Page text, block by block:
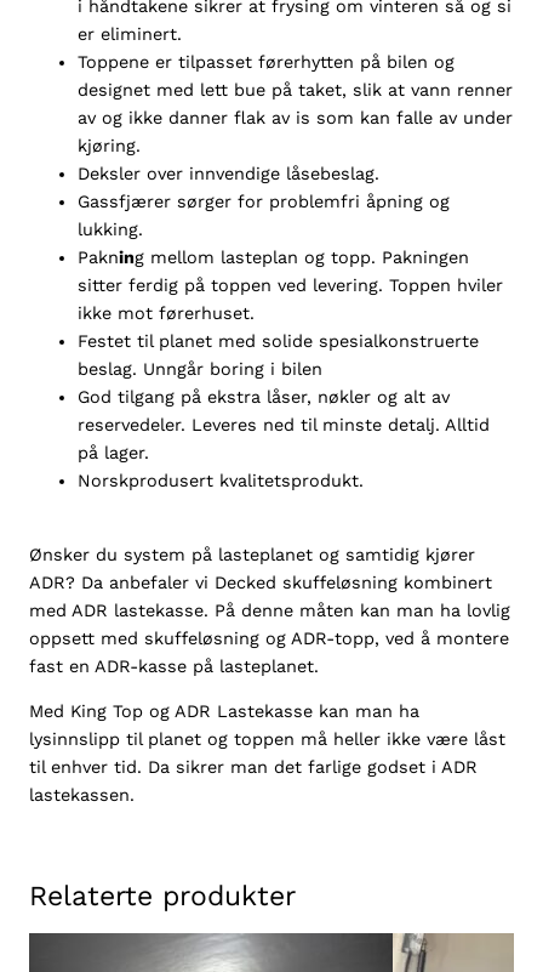
i håndtakene sikrer at frysing om vinteren så og si
er eliminert.
Toppene er tilpasset førerhytten på bilen og
designet med lett bue på taket, slik at vann renner
av og ikke danner flak av is som kan falle av under
kjøring.
Deksler over innvendige låsebeslag.
Gassfjærer sørger for problemfri åpning og
lukking.
Pakning mellom lasteplan og topp. Pakningen
sitter ferdig på toppen ved levering. Toppen hviler
ikke mot førerhuset.
Festet til planet med solide spesialkonstruerte
beslag. Unngår boring i bilen
God tilgang på ekstra låser, nøkler og alt av
reservedeler. Leveres ned til minste detalj. Alltid
på lager.
Norskprodusert kvalitetsprodukt.
Ønsker du system på lasteplanet og samtidig kjører
ADR? Da anbefaler vi Decked skuffeløsning kombinert
med ADR lastekasse. På denne måten kan man ha lovlig
oppsett med skuffeløsning og ADR-topp, ved å montere
fast en ADR-kasse på lasteplanet.
Med King Top og ADR Lastekasse kan man ha
lysinnslipp til planet og toppen må heller ikke være låst
til enhver tid. Da sikrer man det farlige godset i ADR
lastekassen.
Relaterte produkter